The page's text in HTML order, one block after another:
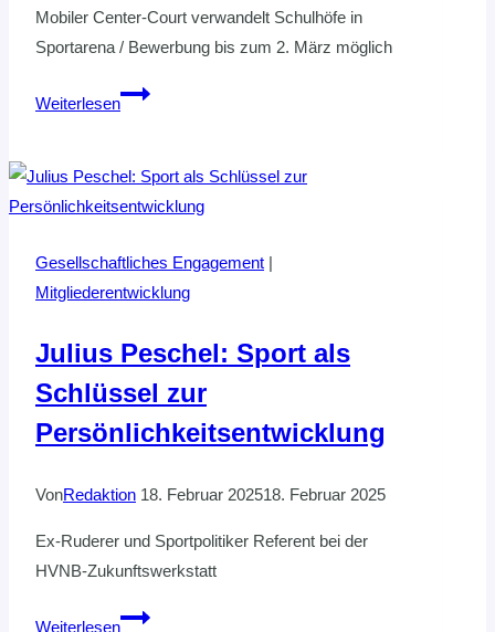
Mobiler Center-Court verwandelt Schulhöfe in
Sportarena / Bewerbung bis zum 2. März möglich
Weiterlesen
Die
Tour
kommt!
Gesellschaftliches Engagement |
Mitgliederentwicklung
Julius Peschel: Sport als
Schlüssel zur
Persönlichkeitsentwicklung
VonRedaktion 18. Februar 202518. Februar 2025
Ex-Ruderer und Sportpolitiker Referent bei der
HVNB-Zukunftswerkstatt
Weiterlesen
Julius